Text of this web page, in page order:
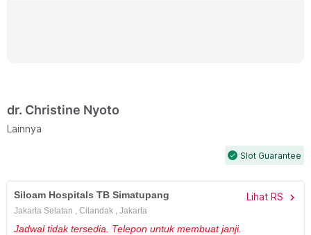
dr. Christine Nyoto
Lainnya
check Slot Guarantee
Siloam Hospitals TB Simatupang Lihat RS chevron_right
Jakarta Selatan , Cilandak , Jakarta
Jadwal tidak tersedia. Telepon untuk membuat janji.